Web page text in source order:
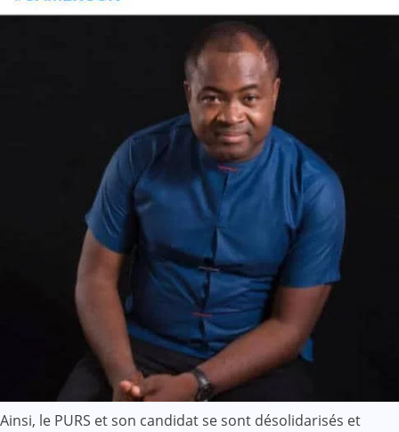
Ainsi, le PURS et son candidat se sont désolidarisés et